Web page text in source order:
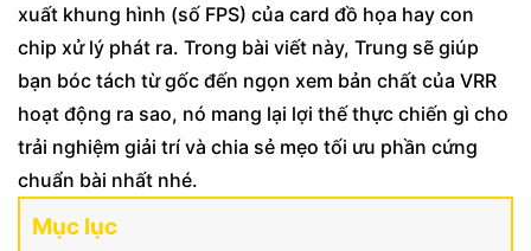
xuất khung hình (số FPS) của card đồ họa hay con
chip xử lý phát ra. Trong bài viết này, Trung sẽ giúp
bạn bóc tách từ gốc đến ngọn xem bản chất của VRR
hoạt động ra sao, nó mang lại lợi thế thực chiến gì cho
trải nghiệm giải trí và chia sẻ mẹo tối ưu phần cứng
chuẩn bài nhất nhé.
Mục lục